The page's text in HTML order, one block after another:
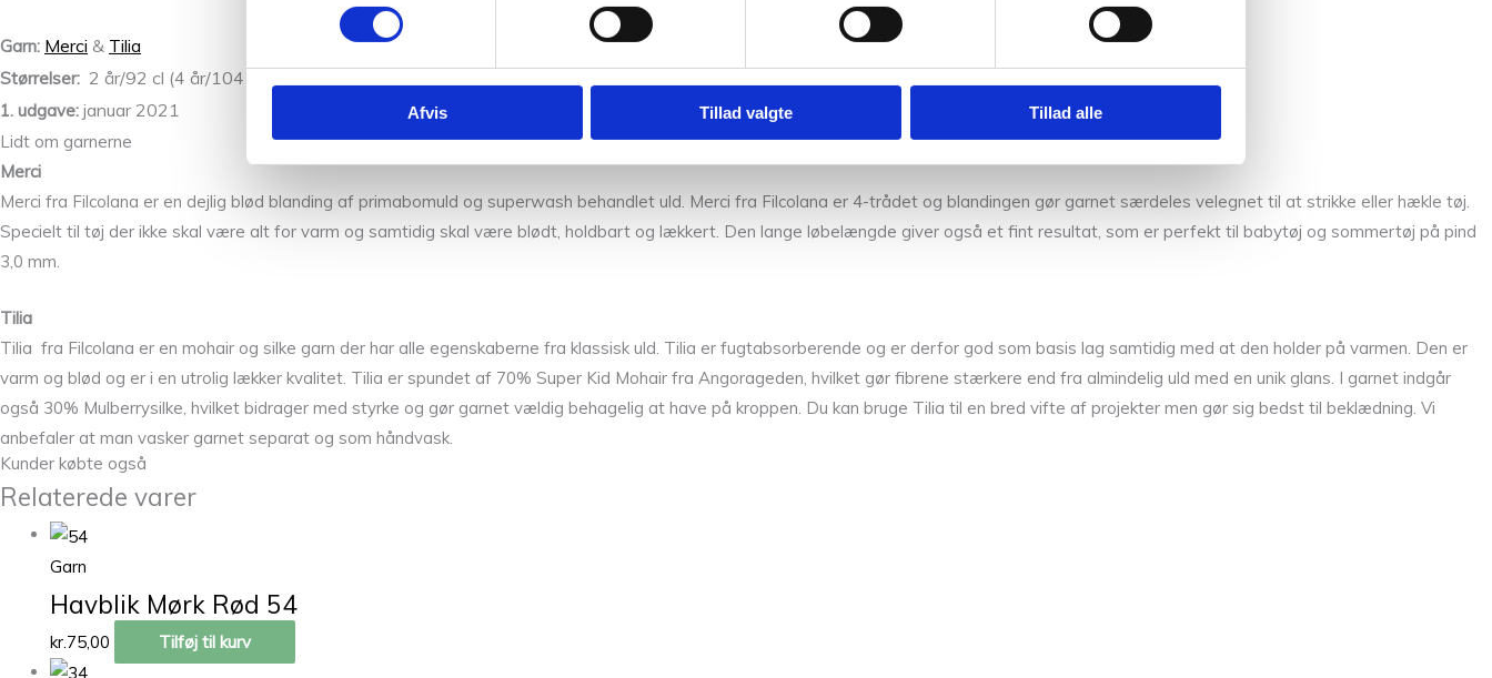
Afvis Tillad valgte Tillad alle
Garn: Merci & Tilia
Størrelser: 2 år/92 cl (4 år/104 cl) 6 år/116 cl (8 år/128 cl)
1. udgave: januar 2021
Lidt om garnerne
Merci
Merci fra Filcolana er en dejlig blød blanding af primabomuld og superwash behandlet uld. Merci fra Filcolana er 4-trådet og blandingen gør garnet særdeles velegnet til at strikke eller hækle tøj.
Specielt til tøj der ikke skal være alt for varm og samtidig skal være blødt, holdbart og lækkert. Den lange løbelængde giver også et fint resultat, som er perfekt til babytøj og sommertøj på pind
3,0 mm.
Tilia
Tilia fra Filcolana er en mohair og silke garn der har alle egenskaberne fra klassisk uld. Tilia er fugtabsorberende og er derfor god som basis lag samtidig med at den holder på varmen. Den er
varm og blød og er i en utrolig lækker kvalitet. Tilia er spundet af 70% Super Kid Mohair fra Angorageden, hvilket gør fibrene stærkere end fra almindelig uld med en unik glans. I garnet indgår
også 30% Mulberrysilke, hvilket bidrager med styrke og gør garnet vældig behagelig at have på kroppen. Du kan bruge Tilia til en bred vifte af projekter men gør sig bedst til beklædning. Vi
anbefaler at man vasker garnet separat og som håndvask.
Kunder købte også
Relaterede varer
Garn
Havblik Mørk Rød 54
kr. 75,00 Tilføj til kurv